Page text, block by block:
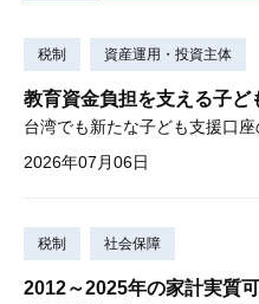
税制 資産運用・投資主体
教育資金負担を支える子ど
台湾でも新たな子ども支援口
2026年07月06日
税制 社会保障
2012～2025年の家計実質